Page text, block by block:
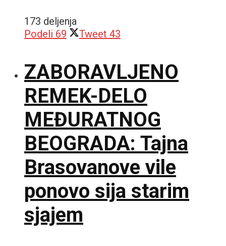
173 deljenja
Podeli 69 Tweet 43
ZABORAVLJENO
REMEK-DELO
MEĐURATNOG
BEOGRADA: Tajna
Brasovanove vile
ponovo sija starim
sjajem